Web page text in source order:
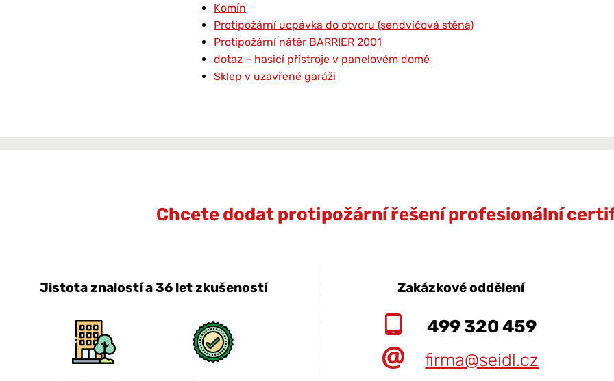
Komín
Protipožární ucpávka do otvoru (sendvičová stěna)
Protipožární nátěr BARRIER 2001
dotaz – hasicí přístroje v panelovém domě
Sklep v uzavřené garáži
Chcete dodat protipožární řešení profesionální
Jistota znalostí a 36 let zkušeností Zakázkové oddělení
499 320 459
firma@seidl.cz